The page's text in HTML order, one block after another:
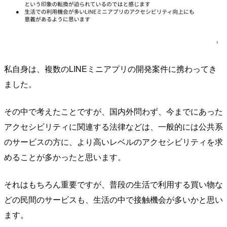
私自身は、複数のLINEミニアプリの開発案件に携わってき
ました。
その中で考えたことですが、国内外問わず、今までにあった
アクセシビリティに関連する法律などは、一般的には公共系
のサービスの方に、より高いレベルのアクセシビリティを求
めることが多かったと思います。
それはもちろん重要ですが、普段の生活で利用する買い物な
どの民間のサービスも、生活の中で接触機会が多いかと思い
ます。